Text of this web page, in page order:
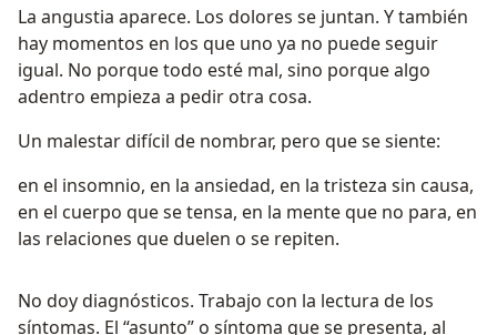
La angustia aparece. Los dolores se juntan. Y también
hay momentos en los que uno ya no puede seguir
igual. No porque todo esté mal, sino porque algo
adentro empieza a pedir otra cosa.
Un malestar difícil de nombrar, pero que se siente:
en el insomnio, en la ansiedad, en la tristeza sin causa,
en el cuerpo que se tensa, en la mente que no para, en
las relaciones que duelen o se repiten.
No doy diagnósticos. Trabajo con la lectura de los
síntomas. El “asunto” o síntoma que se presenta, al